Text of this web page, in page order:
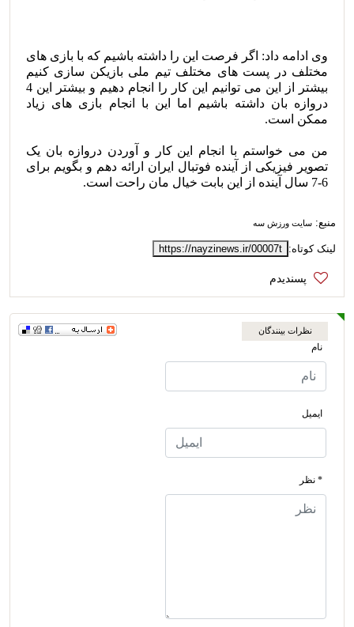
وی ادامه داد: اگر فرصت این را داشته باشیم که با بازی های
مختلف در پست های مختلف تیم ملی بازیکن سازی کنیم
بیشتر از این می توانیم این کار را انجام دهیم و بیشتر این 4
دروازه بان داشته باشیم اما این با انجام بازی های زیاد
ممکن است.
من می خواستم با انجام این کار و آوردن دروازه بان یک
تصویر فیزیکی از آینده فوتبال ایران ارائه دهم و بگویم برای
6-7 سال آینده از این بابت خیال مان راحت است.
منبع: سایت ورزش سه
لینک کوتاه: https://nayzinews.ir/00007t
نظرات بینندگان
نام
ایمیل
* نظر